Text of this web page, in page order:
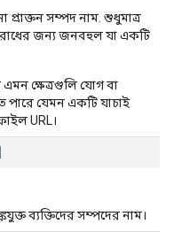
সম্পদ নাম. শুধুমাত্র
জন্য জনবহুল যা একটি
ক্ষেত্রগুলি যোগ বা
পারে যেমন একটি যাচাই
URL।
ব্যক্তিদের সম্পদের নাম।